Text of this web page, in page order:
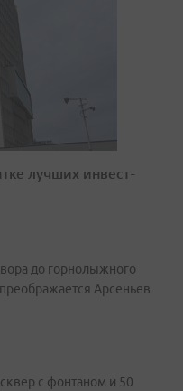
лучших инвест-
до горнолыжного
Арсеньев
с фонтаном и 50